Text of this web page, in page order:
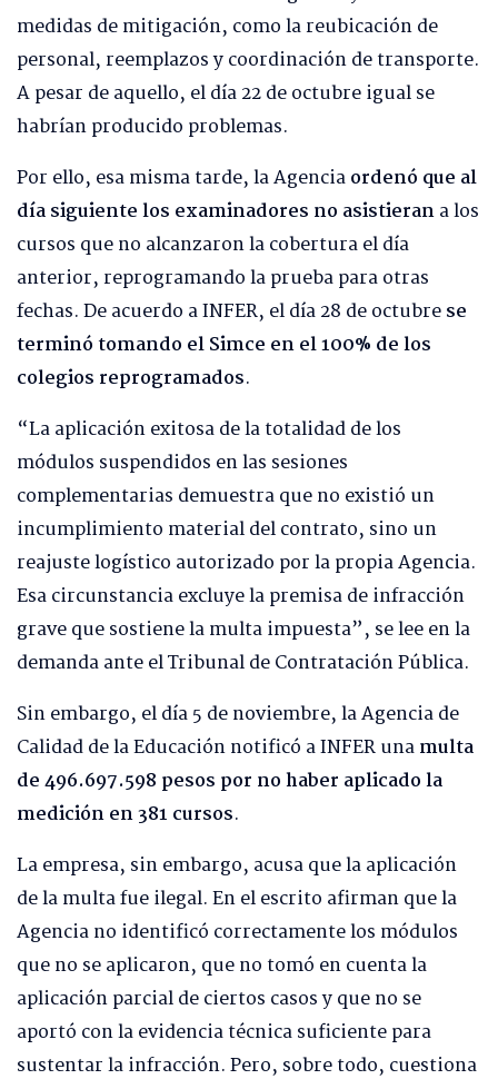
medidas de mitigación, como la reubicación de
personal, reemplazos y coordinación de transporte.
A pesar de aquello, el día 22 de octubre igual se
habrían producido problemas.
Por ello, esa misma tarde, la Agenciaordenó que al
día siguiente los examinadores no asistierana los
cursos que no alcanzaron la cobertura el día
anterior, reprogramando la prueba para otras
fechas. De acuerdo a INFER, el día 28 de octubrese
terminó tomando el Simce en el 100% de los
colegios reprogramados.
“La aplicación exitosa de la totalidad de los
módulos suspendidos en las sesiones
complementarias demuestra que no existió un
incumplimiento material del contrato, sino un
reajuste logístico autorizado por la propia Agencia.
Esa circunstancia excluye la premisa de infracción
grave que sostiene la multa impuesta”, se lee en la
demanda ante el Tribunal de Contratación Pública.
Sin embargo, el día 5 de noviembre, la Agencia de
Calidad de la Educación notificó a INFER unamulta
de 496.697.598 pesos por no haber aplicado la
medición en 381 cursos.
La empresa, sin embargo, acusa que la aplicación
de la multa fue ilegal. En el escrito afirman que la
Agencia no identificó correctamente los módulos
que no se aplicaron, que no tomó en cuenta la
aplicación parcial de ciertos casos y que no se
aportó con la evidencia técnica suficiente para
sustentar la infracción. Pero, sobre todo, cuestiona